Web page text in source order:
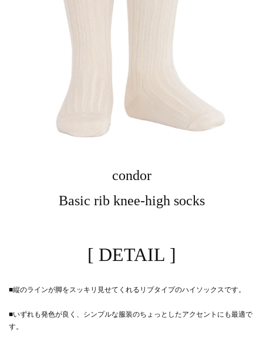
condor
Basic rib knee-high socks
[ DETAIL ]
■縦のラインが脚をスッキリ見せてくれるリブタイプのハイソックスです。
■いずれも発色が良く、シンプルな服装のちょっとしたアクセントにも最適で
す。